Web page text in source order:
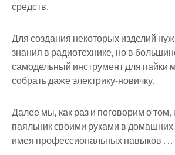
средств.
Для создания некоторых изделий
знания в радиотехнике, но в
самодельный инструмент для пайки
собрать даже электрику-новичку.
Далее мы, как раз и поговорим о том,
паяльник своими руками в домашних
имея профессиональных навыков …